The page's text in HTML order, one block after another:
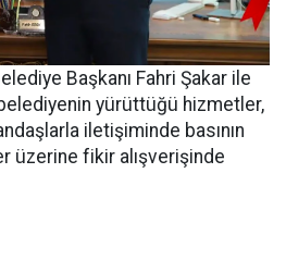
Başkanı Fahri Şakar ile
yürüttüğü hizmetler,
iletişiminde basının
üzerine fikir alışverişinde